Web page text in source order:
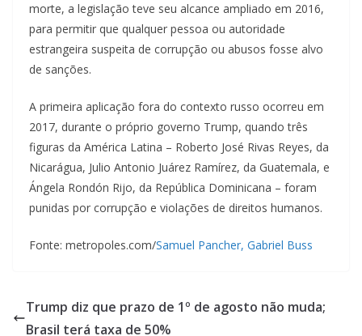
morte, a legislação teve seu alcance ampliado em 2016,
para permitir que qualquer pessoa ou autoridade
estrangeira suspeita de corrupção ou abusos fosse alvo
de sanções.
A primeira aplicação fora do contexto russo ocorreu em
2017, durante o próprio governo Trump, quando três
figuras da América Latina – Roberto José Rivas Reyes, da
Nicarágua, Julio Antonio Juárez Ramírez, da Guatemala, e
Ángela Rondón Rijo, da República Dominicana – foram
punidas por corrupção e violações de direitos humanos.
Fonte: metropoles.com/Samuel Pancher, Gabriel Buss
Trump diz que prazo de 1º de agosto não muda;
Brasil terá taxa de 50%